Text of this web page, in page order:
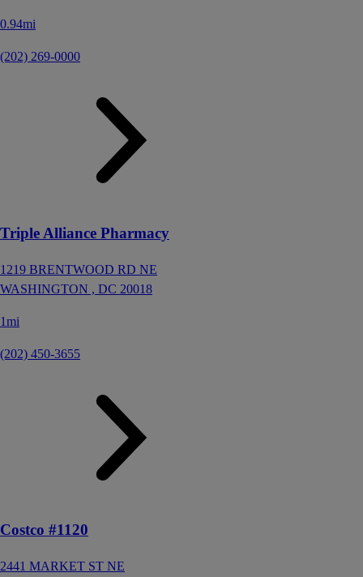
0.94mi
(202) 269-0000
Triple Alliance Pharmacy
1219 BRENTWOOD RD NE
WASHINGTON , DC 20018
1mi
(202) 450-3655
Costco #1120
2441 MARKET ST NE